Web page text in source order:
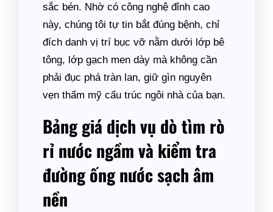
sắc bén. Nhờ có công nghệ đỉnh cao
này, chúng tôi tự tin bắt đúng bệnh, chỉ
đích danh vị trí bục vỡ nằm dưới lớp bê
tông, lớp gạch men dày mà không cần
phải đục phá tràn lan, giữ gìn nguyên
vẹn thẩm mỹ cấu trúc ngôi nhà của bạn.
Bảng giá dịch vụ dò tìm rò
rỉ nước ngầm và kiểm tra
đường ống nước sạch âm
nền